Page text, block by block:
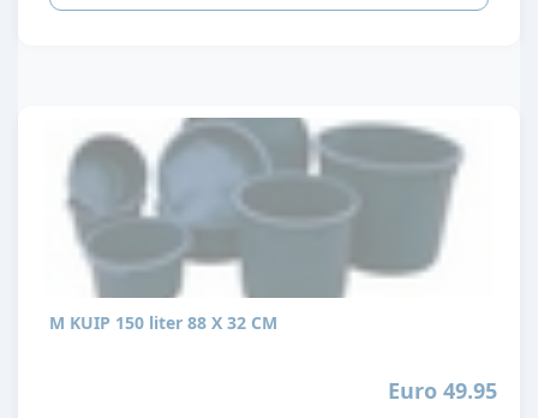
M KUIP 150 liter 88 X 32 CM
Euro 49.95